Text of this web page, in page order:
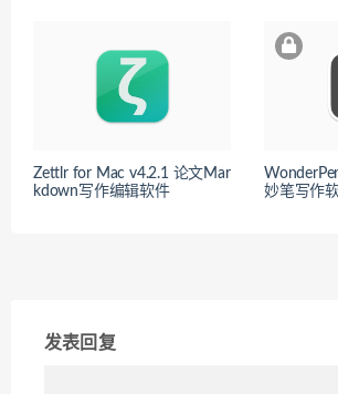
Zettlr for Mac v4.2.1 论文Mar
kdown写作编辑软件
妙笔写作
发表回复